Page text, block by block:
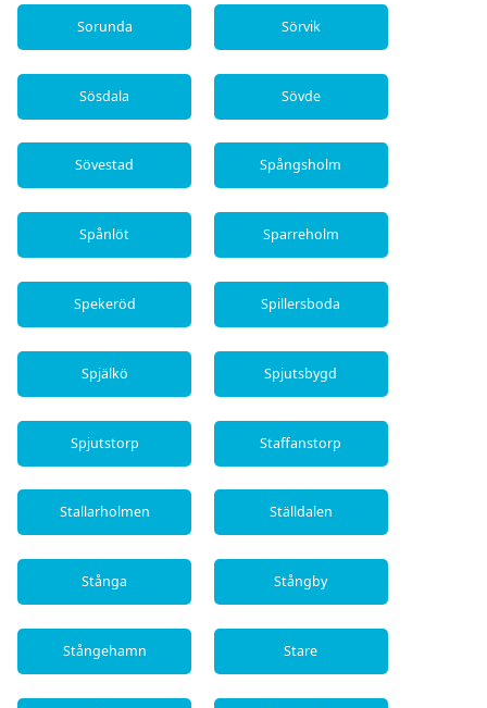
Sorunda Sörvik
Sösdala Sövde
Sövestad Spångsholm
Spånlöt Sparreholm
Spekeröd Spillersboda
Spjälkö Spjutsbygd
Spjutstorp Staffanstorp
Stallarholmen Ställdalen
Stånga Stångby
Stångehamn Stare